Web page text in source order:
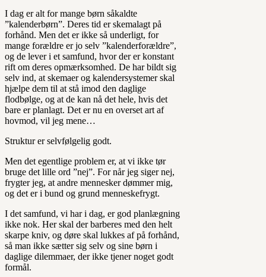
I dag er alt for mange børn såkaldte
”kalenderbørn”. Deres tid er skemalagt på
forhånd. Men det er ikke så underligt, for
mange forældre er jo selv ”kalenderforældre”,
og de lever i et samfund, hvor der er konstant
rift om deres opmærksomhed. De har bildt sig
selv ind, at skemaer og kalendersystemer skal
hjælpe dem til at stå imod den daglige
flodbølge, og at de kan nå det hele, hvis det
bare er planlagt. Det er nu en overset art af
hovmod, vil jeg mene…
Struktur er selvfølgelig godt.
Men det egentlige problem er, at vi ikke tør
bruge det lille ord ”nej”. For når jeg siger nej,
frygter jeg, at andre mennesker dømmer mig,
og det er i bund og grund menneskefrygt.
I det samfund, vi har i dag, er god planlægning
ikke nok. Her skal der barberes med den helt
skarpe kniv, og døre skal lukkes af på forhånd,
så man ikke sætter sig selv og sine børn i
daglige dilemmaer, der ikke tjener noget godt
formål.